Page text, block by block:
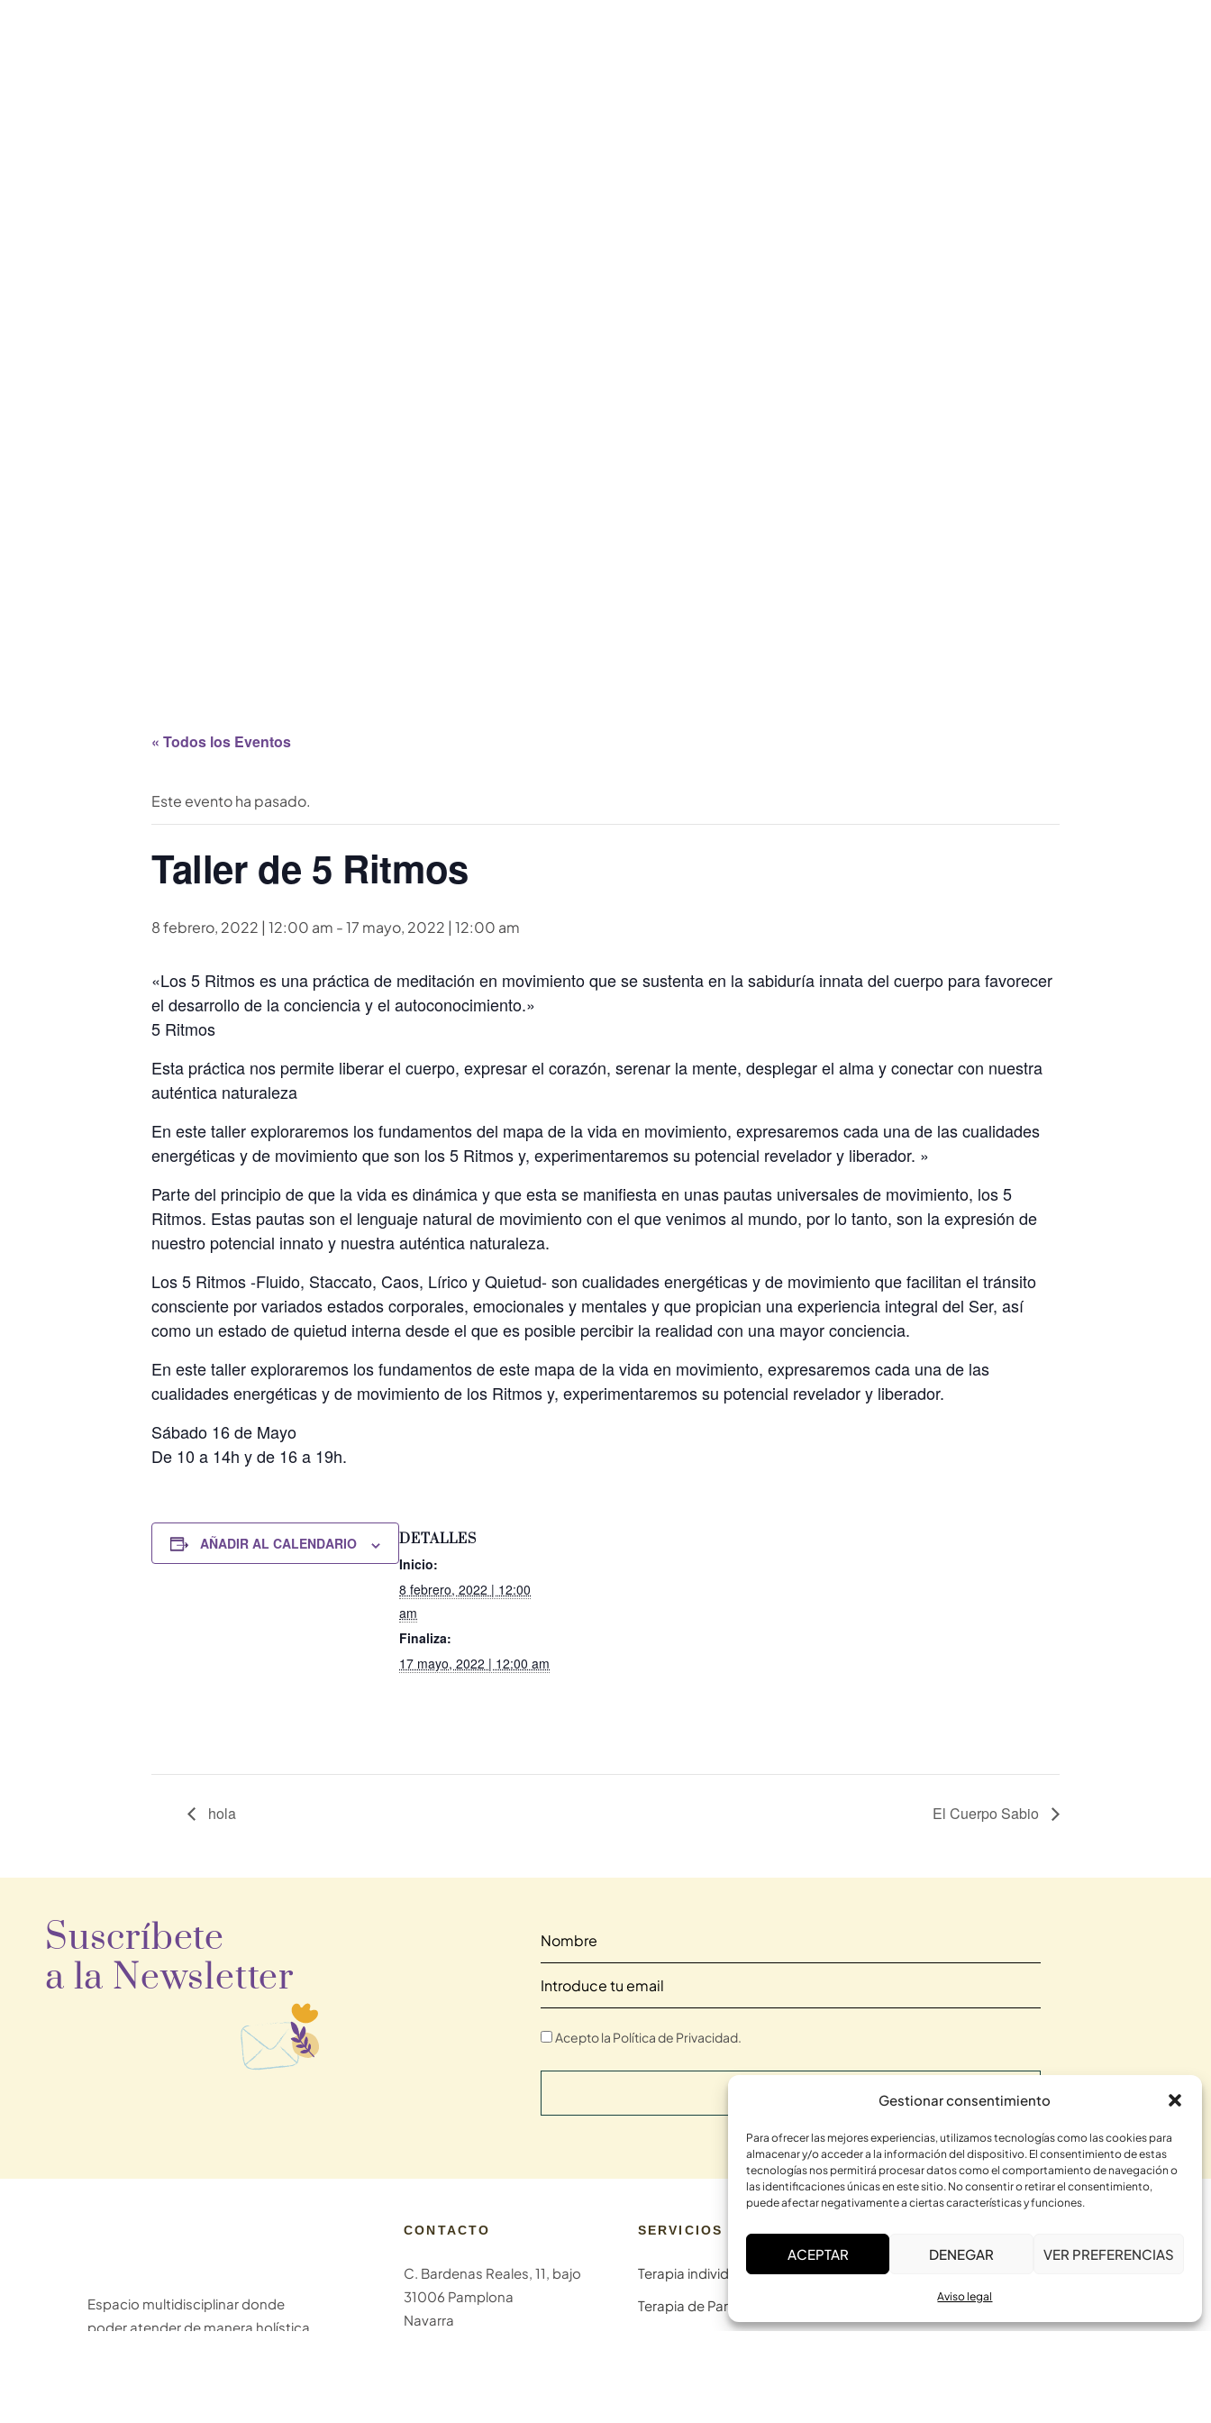
Gestionar consentimiento
Para ofrecer las mejores experiencias, utilizamos tecnologías como las cookies para
almacenar y/o acceder a la información del dispositivo. El consentimiento de estas
tecnologías nos permitirá procesar datos como el comportamiento de navegación o
las identificaciones únicas en este sitio. No consentir o retirar el consentimiento,
puede afectar negativamente a ciertas características y funciones.
ACEPTAR DENEGAR VER PREFERENCIAS
Aviso legal
« Todos los Eventos
Este evento ha pasado.
Taller de 5 Ritmos
8 febrero, 2022 | 12:00 am -17 mayo, 2022 | 12:00 am
«Los 5 Ritmos es una práctica de meditación en movimiento que se sustenta en la sabiduría innata del cuerpo para favorecer
el desarrollo de la conciencia y el autoconocimiento.»
5 Ritmos
Esta práctica nos permite liberar el cuerpo, expresar el corazón, serenar la mente, desplegar el alma y conectar con nuestra
auténtica naturaleza
En este taller exploraremos los fundamentos del mapa de la vida en movimiento, expresaremos cada una de las cualidades
energéticas y de movimiento que son los 5 Ritmos y, experimentaremos su potencial revelador y liberador. »
Parte del principio de que la vida es dinámica y que esta se manifiesta en unas pautas universales de movimiento, los 5
Ritmos. Estas pautas son el lenguaje natural de movimiento con el que venimos al mundo, por lo tanto, son la expresión de
nuestro potencial innato y nuestra auténtica naturaleza.
Los 5 Ritmos -Fluido, Staccato, Caos, Lírico y Quietud- son cualidades energéticas y de movimiento que facilitan el tránsito
consciente por variados estados corporales, emocionales y mentales y que propician una experiencia integral del Ser, así
como un estado de quietud interna desde el que es posible percibir la realidad con una mayor conciencia.
En este taller exploraremos los fundamentos de este mapa de la vida en movimiento, expresaremos cada una de las
cualidades energéticas y de movimiento de los Ritmos y, experimentaremos su potencial revelador y liberador.
Sábado 16 de Mayo
De 10 a 14h y de 16 a 19h.
AÑADIR AL CALENDARIO DETALLES
Inicio:
8 febrero, 2022 | 12:00
am
Finaliza:
17 mayo, 2022 | 12:00 am
hola El Cuerpo Sabio
Suscríbete
a la Newsletter
Acepto la Política de Privacidad.
Espacio multidisciplinar donde
poder atender de manera holística
CONTACTO
C. Bardenas Reales, 11, bajo
31006 Pamplona
Navarra
SERVICIOS
Terapia individual
Terapia de Pareja
Constelaciones Familiares
El Cuerpo Sabio